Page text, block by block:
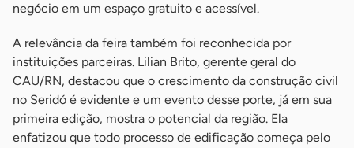
negócio em um espaço gratuito e acessível.
A relevância da feira também foi reconhecida por
instituições parceiras. Lilian Brito, gerente geral do
CAU/RN, destacou que o crescimento da construção civil
no Seridó é evidente e um evento desse porte, já em sua
primeira edição, mostra o potencial da região. Ela
enfatizou que todo processo de edificação começa pelo